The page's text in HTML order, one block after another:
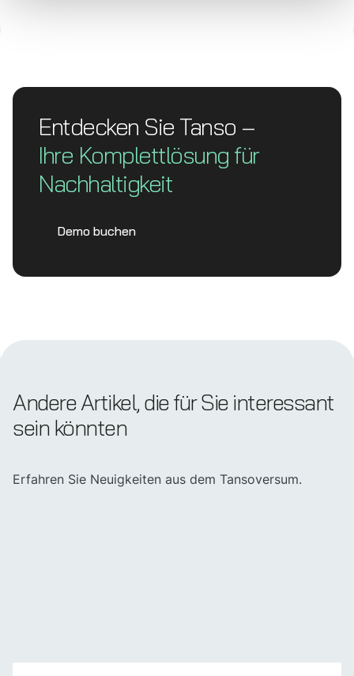
Entdecken Sie Tanso –
Ihre Komplett­lösung für
Nachhaltigkeit
Demo buchen
Andere Artikel, die für Sie interessant
sein könnten
Erfahren Sie Neuigkeiten aus dem Tansoversum.